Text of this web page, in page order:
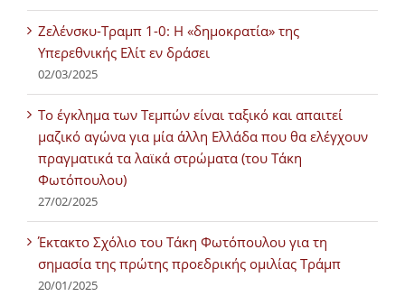
Ζελένσκυ-Τραμπ 1-0: Η «δημοκρατία» της
Υπερεθνικής Ελίτ εν δράσει
02/03/2025
Tο έγκλημα των Τεμπών είναι ταξικό και απαιτεί
μαζικό αγώνα για μία άλλη Ελλάδα που θα ελέγχουν
πραγματικά τα λαϊκά στρώματα (του Τάκη
Φωτόπουλου)
27/02/2025
Έκτακτο Σχόλιο του Τάκη Φωτόπουλου για τη
σημασία της πρώτης προεδρικής ομιλίας Τράμπ
20/01/2025